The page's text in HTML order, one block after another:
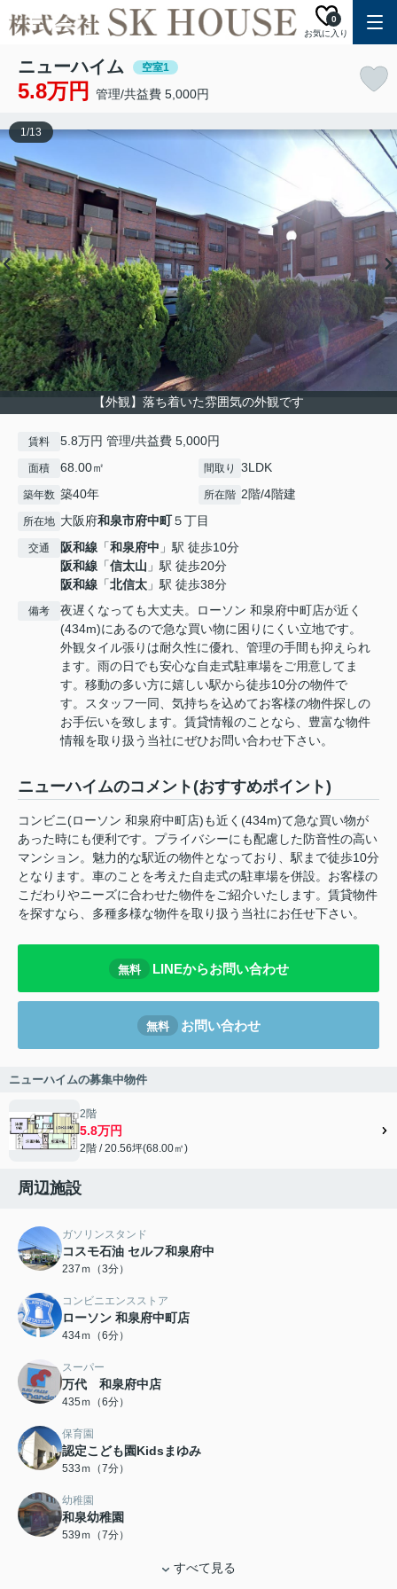
お気に入り
0
ニューハイム 空室1
5.8万円 管理/共益費 5,000円
【外観】落ち着いた雰囲気の外観です
1/13
賃料 5.8万円 管理/共益費 5,000円
面積 68.00㎡ 間取り 3LDK
築年数 築40年 所在階 2階/4階建
所在地 大阪府和泉市府中町５丁目
交通 阪和線 「和泉府中 」駅 徒歩10分
阪和線 「信太山 」駅 徒歩20分
阪和線 「北信太 」駅 徒歩38分
備考
夜遅くなっても大丈夫。ローソン 和泉府中町店が近く
(434m)にあるので急な買い物に困りにくい立地です。
外観タイル張りは耐久性に優れ、管理の手間も抑えられ
ます。雨の日でも安心な自走式駐車場をご用意してま
す。移動の多い方に嬉しい駅から徒歩10分の物件で
す。スタッフ一同、気持ちを込めてお客様の物件探しの
お手伝いを致します。賃貸情報のことなら、豊富な物件
情報を取り扱う当社にぜひお問い合わせ下さい。
ニューハイムのコメント(おすすめポイント)
コンビニ(ローソン 和泉府中町店)も近く(434m)て急な買い物が
あった時にも便利です。プライバシーにも配慮した防音性の高い
マンション。魅力的な駅近の物件となっており、駅まで徒歩10分
となります。車のことを考えた自走式の駐車場を併設。お客様の
こだわりやニーズに合わせた物件をご紹介いたします。賃貸物件
を探すなら、多種多様な物件を取り扱う当社にお任せ下さい。
無料 LINEからお問い合わせ
無料 お問い合わせ
ニューハイムの募集中物件
2階
5.8万円
2階 / 20.56坪(68.00㎡)
周辺施設
ガソリンスタンド
コスモ石油 セルフ和泉府中
237ｍ（3分）
コンビニエンスストア
ローソン 和泉府中町店
434ｍ（6分）
スーパー
万代 和泉府中店
435ｍ（6分）
保育園
認定こども園Kidsまゆみ
533ｍ（7分）
幼稚園
和泉幼稚園
539ｍ（7分）
すべて見る